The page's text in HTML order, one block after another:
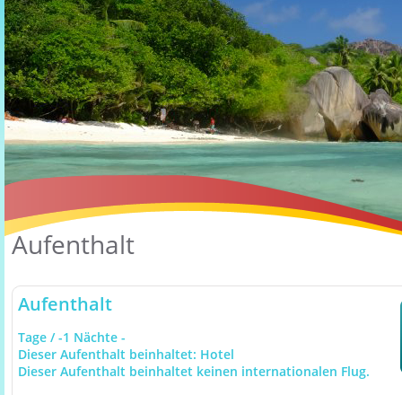
Aufenthalt
Aufenthalt
Tage / -1 Nächte -
Dieser Aufenthalt beinhaltet: Hotel
Dieser Aufenthalt beinhaltet keinen internationalen Flug.